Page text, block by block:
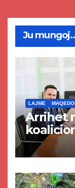
Ju
LAJME
Arrihet
Kurtit